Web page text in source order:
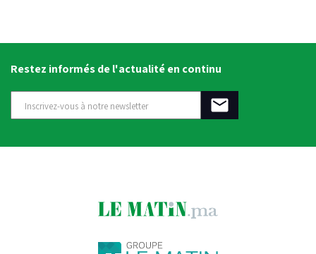
Restez informés de l'actualité en continu